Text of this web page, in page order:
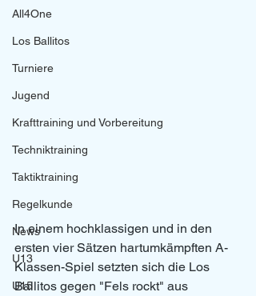
All4One
Los Ballitos
Turniere
Jugend
Krafttraining und Vorbereitung
Techniktraining
Taktiktraining
Regelkunde
News
U13
U15
In einem hochklassigen und in den
ersten vier Sätzen hartumkämpften A-
Klassen-Spiel setzten sich die Los
Ballitos gegen "Fels rockt" aus